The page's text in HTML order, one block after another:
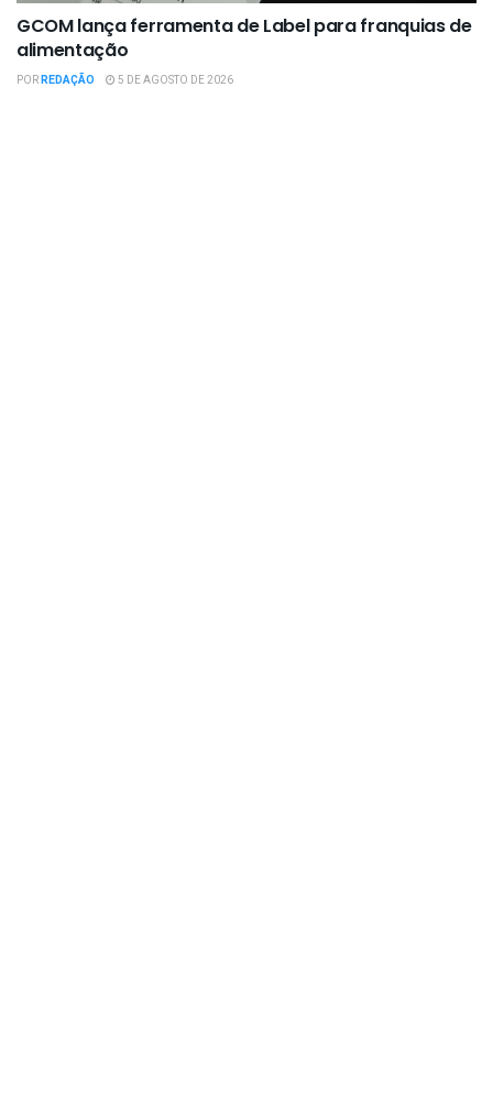
GCOM lança ferramenta de Label para franquias de
alimentação
PORREDAÇÃO 5 DE AGOSTO DE 2026